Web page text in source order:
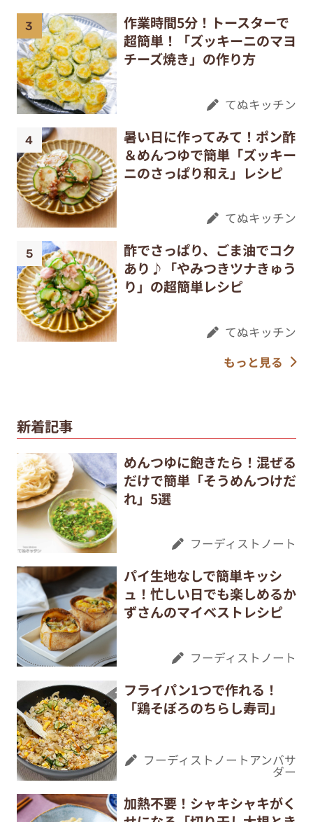
作業時間5分！トースターで
超簡単！「ズッキーニのマヨ
チーズ焼き」の作り方
てぬキッチン
暑い日に作ってみて！ポン酢
＆めんつゆで簡単「ズッキー
ニのさっぱり和え」レシピ
てぬキッチン
酢でさっぱり、ごま油でコク
あり♪「やみつきツナきゅう
り」の超簡単レシピ
てぬキッチン
もっと見る
新着記事
めんつゆに飽きたら！混ぜる
だけで簡単「そうめんつけだ
れ」5選
フーディストノート
パイ生地なしで簡単キッシ
ュ！忙しい日でも楽しめるか
ずさんのマイベストレシピ
フーディストノート
フライパン1つで作れる！
「鶏そぼろのちらし寿司」
フーディストノートアンバサ
ダー
加熱不要！シャキシャキがく